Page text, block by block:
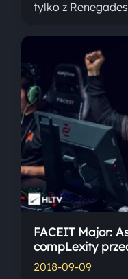
tylko z
FACEIT Major:
compLexity
2018-09-09